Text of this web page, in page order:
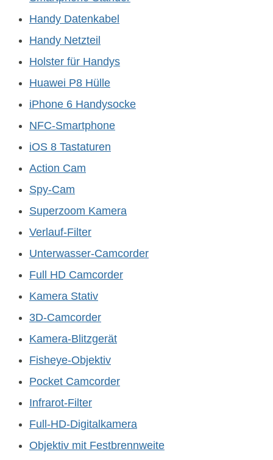
Handy Datenkabel
Handy Netzteil
Holster für Handys
Huawei P8 Hülle
iPhone 6 Handysocke
NFC-Smartphone
iOS 8 Tastaturen
Action Cam
Spy-Cam
Superzoom Kamera
Verlauf-Filter
Unterwasser-Camcorder
Full HD Camcorder
Kamera Stativ
3D-Camcorder
Kamera-Blitzgerät
Fisheye-Objektiv
Pocket Camcorder
Infrarot-Filter
Full-HD-Digitalkamera
Objektiv mit Festbrennweite